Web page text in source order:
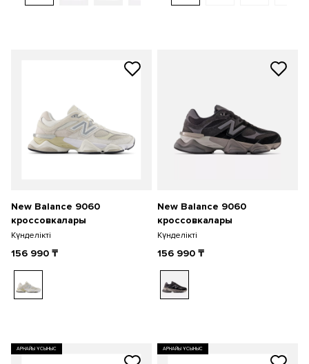
New Balance 9060
кроссовкалары
Күнделікті
156 990 ₸
New Balance 9060
кроссовкалары
Күнделікті
156 990 ₸
АРНАЙЫ ҰСЫНЫС АРНАЙЫ ҰСЫНЫС